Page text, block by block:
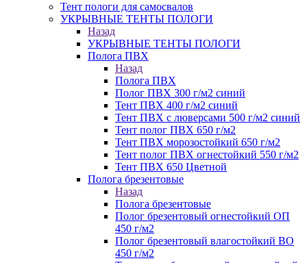
Тент пологи для самосвалов
УКРЫВНЫЕ ТЕНТЫ ПОЛОГИ
Назад
УКРЫВНЫЕ ТЕНТЫ ПОЛОГИ
Полога ПВХ
Назад
Полога ПВХ
Полог ПВХ 300 г/м2 синий
Тент ПВХ 400 г/м2 синий
Тент ПВХ с люверсами 500 г/м2 синий
Тент полог ПВХ 650 г/м2
Тент ПВХ морозостойкий 650 г/м2
Тент полог ПВХ огнестойкий 550 г/м2
Тент ПВХ 650 Цветной
Полога брезентовые
Назад
Полога брезентовые
Полог брезентовый огнестойкий ОП
450 г/м2
Полог брезентовый влагостойкий ВО
450 г/м2